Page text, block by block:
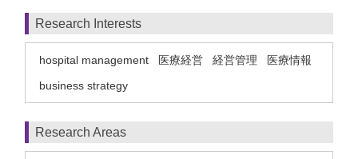
Research Interests
hospital management 医療経営 経営管理
医療情報
business strategy
Research Areas